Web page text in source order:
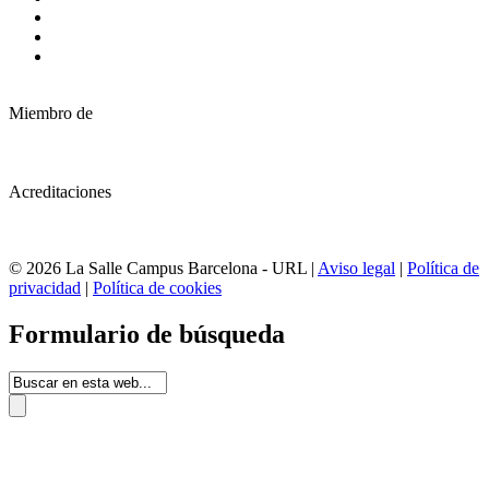
Miembro de
Acreditaciones
© 2026 La Salle Campus Barcelona - URL | Aviso legal | Política de
privacidad | Política de cookies
Formulario de búsqueda